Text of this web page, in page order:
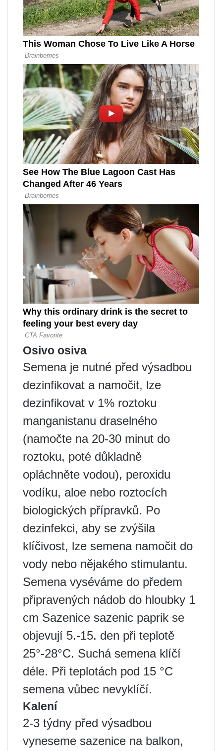
Osivo osiva
Semena je nutné před výsadbou
dezinfikovat a namočit, lze
dezinfikovat v 1% roztoku
manganistanu draselného
(namočte na 20-30 minut do
roztoku, poté důkladně
opláchněte vodou), peroxidu
vodíku, aloe nebo roztocích
biologických přípravků. Po
dezinfekci, aby se zvýšila
klíčivost, lze semena namočit do
vody nebo nějakého stimulantu.
Semena vyséváme do předem
připravených nádob do hloubky 1
cm Sazenice sazenic paprik se
objevují 5.-15. den při teplotě
25°-28°C. Suchá semena klíčí
déle. Při teplotách pod 15 °C
semena vůbec nevyklíčí.
Kalení
2-3 týdny před výsadbou
vyneseme sazenice na balkon,